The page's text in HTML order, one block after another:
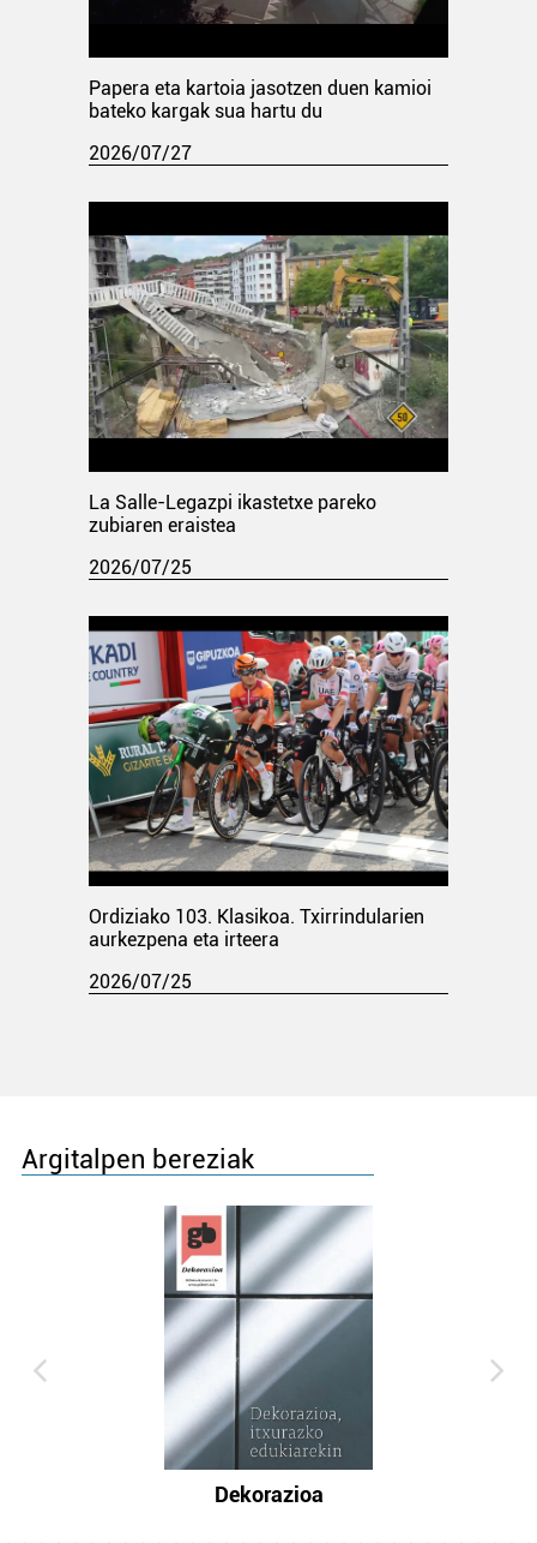
Papera eta kartoia jasotzen duen kamioi
bateko kargak sua hartu du
2026/07/27
La Salle-Legazpi ikastetxe pareko
zubiaren eraistea
2026/07/25
Ordiziako 103. Klasikoa. Txirrindularien
aurkezpena eta irteera
2026/07/25
Argitalpen bereziak
Dekorazioa